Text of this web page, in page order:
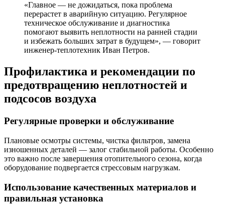
«Главное — не дожидаться, пока проблема
перерастет в аварийную ситуацию. Регулярное
техническое обслуживание и диагностика
помогают выявить неплотности на ранней стадии
и избежать больших затрат в будущем», — говорит
инженер-теплотехник Иван Петров.
Профилактика и рекомендации по
предотвращению неплотностей и
подсосов воздуха
Регулярные проверки и обслуживание
Плановые осмотры системы, чистка фильтров, замена
изношенных деталей — залог стабильной работы. Особенно
это важно после завершения отопительного сезона, когда
оборудование подвергается стрессовым нагрузкам.
Использование качественных материалов и
правильная установка